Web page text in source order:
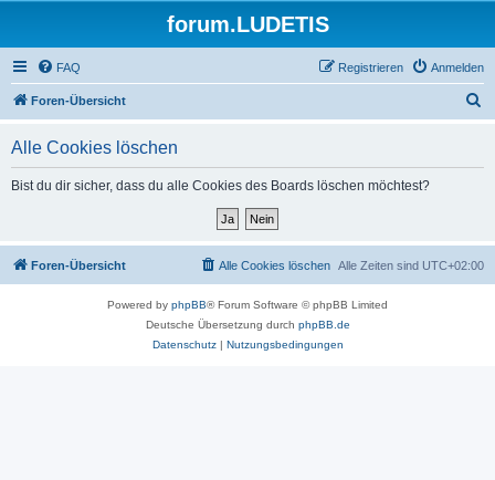
forum.LUDETIS
FAQ Anmelden
Registrieren
Foren-Übersicht
Alle Cookies löschen
Bist du dir sicher, dass du alle Cookies des Boards löschen möchtest?
Foren-Übersicht Alle Zeiten sind UTC+02:00
Alle Cookies löschen
Powered by phpBB® Forum Software © phpBB Limited
Deutsche Übersetzung durch phpBB.de
Datenschutz| Nutzungsbedingungen